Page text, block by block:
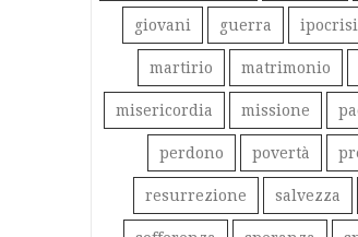
giovani guerra
martirio matrimonio
misericordia missione
perdono povertà
resurrezione salvezza